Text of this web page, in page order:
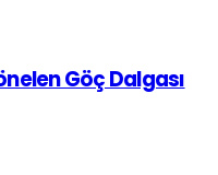
Göç Dalgası